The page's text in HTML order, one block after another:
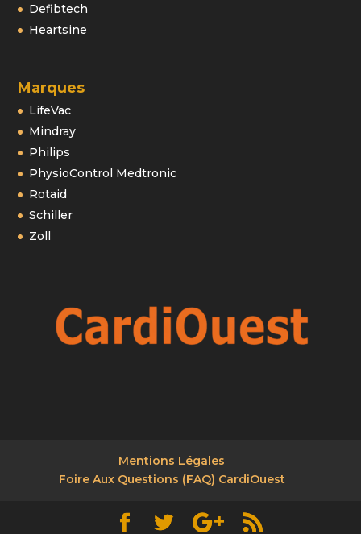
Defibtech
Heartsine
Marques
LifeVac
Mindray
Philips
PhysioControl Medtronic
Rotaid
Schiller
Zoll
Mentions Légales
Foire Aux Questions (FAQ) CardiOuest